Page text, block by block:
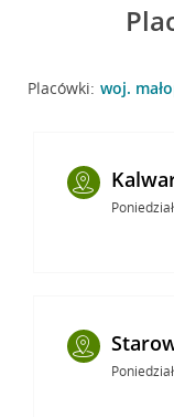
Placówki: woj.